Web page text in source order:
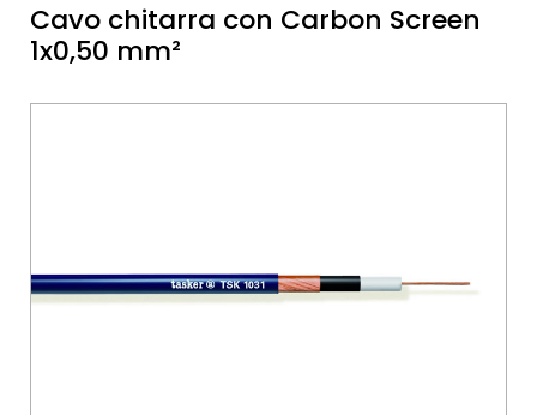
Cavo chitarra con Carbon Screen
1x0,50 mm²